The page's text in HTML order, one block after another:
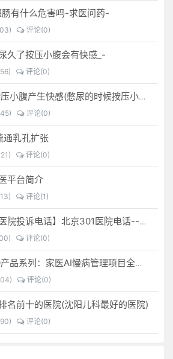
有什么危害吗-求医问药-
评论(0)
久了按压小腹会有快感_-
评论(0)
憋尿时 按压小腹产生快感(憋尿的时候按压小腹是什么感觉)
评论(0)
通乳孔扩张
评论(0)
平台简介
评论(1)
【北京市医院投诉电话】北京301医院电话--(北京301医院投诉电话多少)
评论(0)
金桔子1.0产品系列：家医AI慢病管理项目全国招募区域合伙人，低投入，高回报，长收益
评论(0)
名前十的医院(沈阳儿科最好的医院)
评论(0)